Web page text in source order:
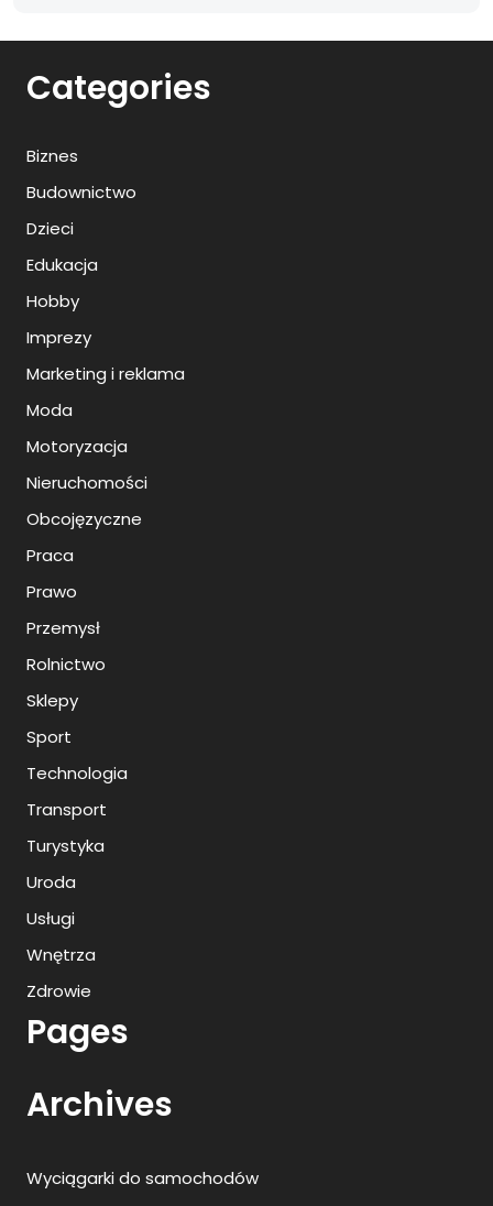
Categories
Biznes
Budownictwo
Dzieci
Edukacja
Hobby
Imprezy
Marketing i reklama
Moda
Motoryzacja
Nieruchomości
Obcojęzyczne
Praca
Prawo
Przemysł
Rolnictwo
Sklepy
Sport
Technologia
Transport
Turystyka
Uroda
Usługi
Wnętrza
Zdrowie
Pages
Archives
Wyciągarki do samochodów